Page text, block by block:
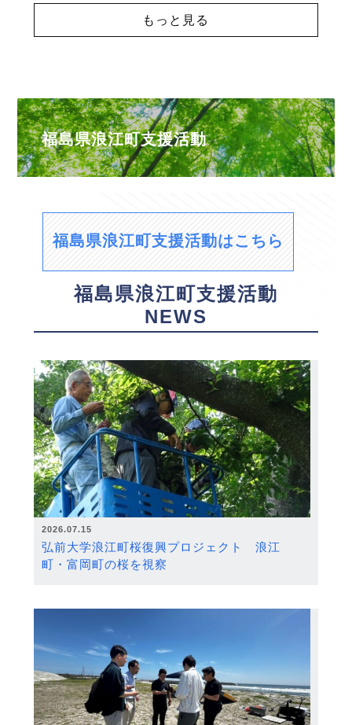
もっと見る
福島県浪江町支援活動
福島県浪江町支援活動はこちら
福島県浪江町支援活動
NEWS
2026.07.15
弘前大学浪江町桜復興プロジェクト 浪江
町・富岡町の桜を視察